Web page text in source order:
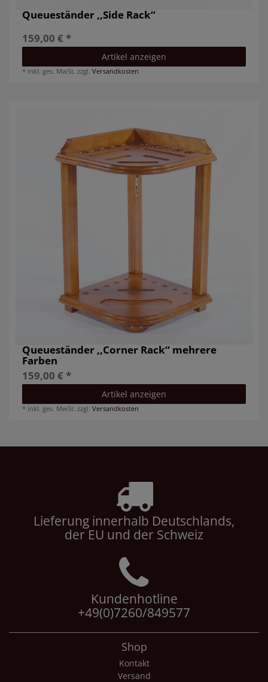
Queueständer ,,Side Rack‘‘
159,00 € *
Artikel anzeigen
* inkl. ges. MwSt. zzgl.Versandkosten
Queueständer ,,Corner Rack‘‘ mehrere
Farben
159,00 € *
Artikel anzeigen
* inkl. ges. MwSt. zzgl.Versandkosten
Lieferung innerhalb Deutschlands,
der EU und der Schweiz
Kundenhotline
+49(0)7260/849577
Shop
Kontakt
Versand